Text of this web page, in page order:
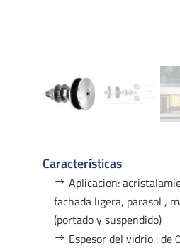
Características
Aplicacion:
fachada ligera, parasol ,
(portado y suspendido)
Espesor del vidrio : de